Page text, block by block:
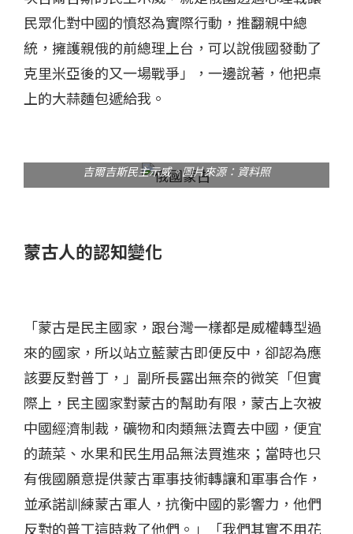
民眾化對中國的憤怒為實際行動，推翻親中總
統，擁護親俄的前總理上台，可以說俄國發動了
克里米亞後的又一場戰爭」，一邊說著，他把桌
上的大蒜麵包遞給我。
吉爾吉斯民主示威。圖片來源：資料照
蒙古人的認知變化
「蒙古是民主國家，跟台灣一樣都是威權轉型過
來的國家，所以站立藍蒙古即便反中，卻認為應
該要反對普丁，」副所長露出無奈的微笑「但實
際上，民主國家對蒙古的幫助有限，蒙古上次被
中國經濟制裁，礦物和肉類無法賣去中國，便宜
的蔬菜、水果和民生用品無法買進來；當時也只
有俄國願意提供蒙古軍事技術轉讓和軍事合作，
並承諾訓練蒙古軍人，抗衡中國的影響力，他們
反對的普丁這時救了他們。」「我們其實不用花